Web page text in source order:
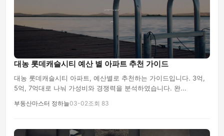
대농 롯데캐슬시티 예산 별 아파트 추천 가이드
대농 롯데캐슬시티 아파트, 예산별로 추천하는 가이드입니다. 3억,
5억, 7억대로 나눠 가성비와 경쟁력을 분석하였습니다. 완...
부동산마스터 정하늘03-02조회 83